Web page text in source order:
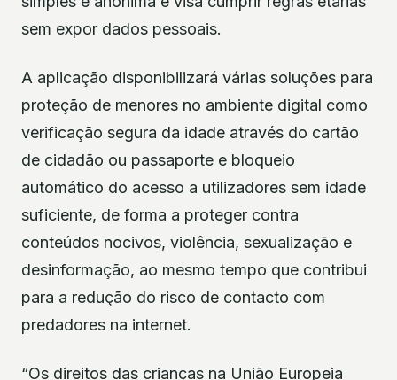
sem expor dados pessoais.
A aplicação disponibilizará várias soluções para
proteção de menores no ambiente digital como
verificação segura da idade através do cartão
de cidadão ou passaporte e bloqueio
automático do acesso a utilizadores sem idade
suficiente, de forma a proteger contra
conteúdos nocivos, violência, sexualização e
desinformação, ao mesmo tempo que contribui
para a redução do risco de contacto com
predadores na internet.
“Os direitos das crianças na União Europeia